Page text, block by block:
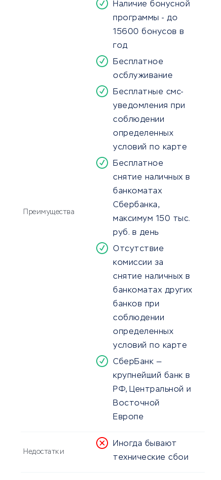
Преимущества
Наличие бонусной
программы - до
15600 бонусов в
год
Бесплатное
осблуживание
Бесплатные смс-
уведомления при
соблюдении
определенных
условий по карте
Бесплатное
снятие наличных в
банкоматах
Сбербанка,
максимум 150 тыс.
руб. в день
Отсутствие
комиссии за
снятие наличных в
банкоматах других
банков при
соблюдении
определенных
условий по карте
СберБанк —
крупнейший банк в
РФ, Центральной и
Восточной
Европе
Недостатки
Иногда бывают
технические сбои